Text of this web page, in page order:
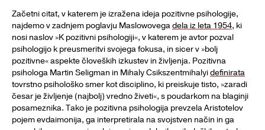
Začetni citat, v katerem je izražena ideja pozitivne psihologije,
najdemo v zadnjem poglavju Maslowovegadela iz leta 1954, ki
nosi naslov »K pozitivni psihologiji«, v katerem je avtor pozval
psihologijo k preusmeritvi svojega fokusa, in sicer v »bolj
pozitivne« aspekte človeških izkustev in življenja. Pozitivna
psihologa Martin Seligman in Mihaly Csikszentmihalyidefinirata
tovrstno psihološko smer kot disciplino, ki preiskuje tisto, »zaradi
česar je življenje (najbolj) vredno živeti«, s poudarkom na blaginji
posameznika. Tako je pozitivna psihologija prevzela Aristotelov
pojem evdaimonija, ga interpretirala na svojstven način in ga